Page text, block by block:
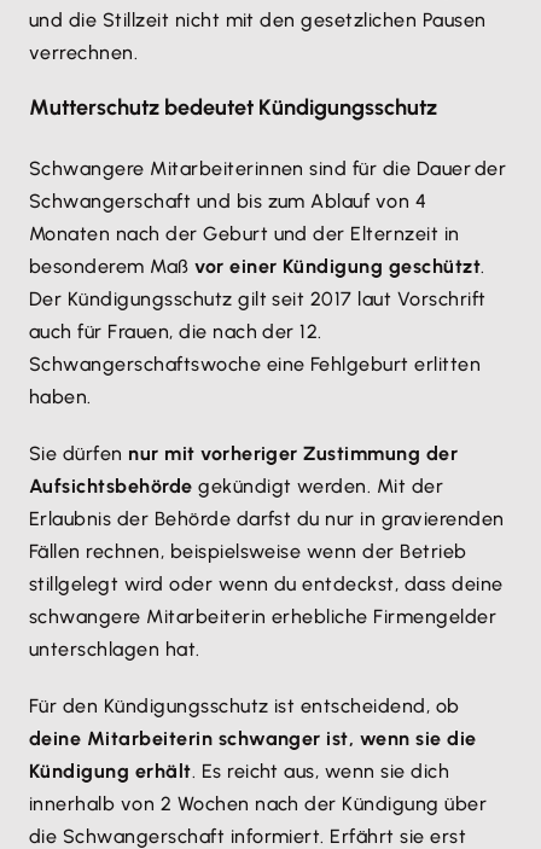
und die Stillzeit nicht mit den gesetzlichen Pausen
verrechnen.
Mutterschutz bedeutet Kündigungsschutz
Schwangere Mitarbeiterinnen sind für die Dauer der
Schwangerschaft und bis zum Ablauf von 4
Monaten nach der Geburt und der Elternzeit in
besonderem Maßvor einer Kündigung geschützt.
Der Kündigungsschutz gilt seit 2017 laut Vorschrift
auch für Frauen, die nach der 12.
Schwangerschaftswoche eine Fehlgeburt erlitten
haben.
Sie dürfen nur mit vorheriger Zustimmung der
Aufsichtsbehörde gekündigt werden. Mit der
Erlaubnis der Behörde darfst du nur in gravierenden
Fällen rechnen, beispielsweise wenn der Betrieb
stillgelegt wird oder wenn du entdeckst, dass deine
schwangere Mitarbeiterin erhebliche Firmengelder
unterschlagen hat.
Für den Kündigungsschutz ist entscheidend, ob
deine Mitarbeiterin schwanger ist, wenn sie die
Kündigung erhält. Es reicht aus, wenn sie dich
innerhalb von 2 Wochen nach der Kündigung über
die Schwangerschaft informiert. Erfährt sie erst